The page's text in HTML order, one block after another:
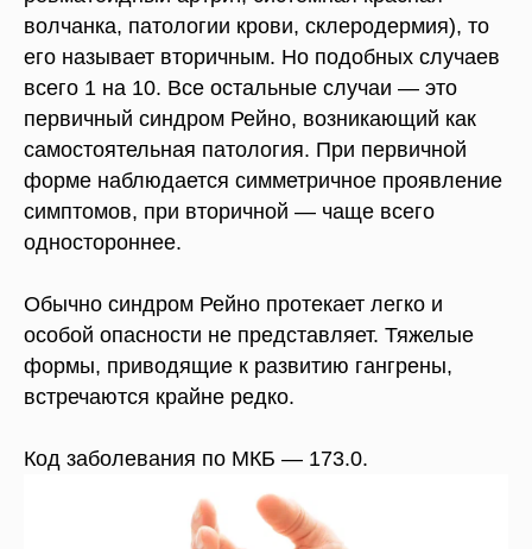
волчанка, патологии крови, склеродермия), то
его называет вторичным. Но подобных случаев
всего 1 на 10. Все остальные случаи — это
первичный синдром Рейно, возникающий как
самостоятельная патология. При первичной
форме наблюдается симметричное проявление
симптомов, при вторичной — чаще всего
одностороннее.
Обычно синдром Рейно протекает легко и
особой опасности не представляет. Тяжелые
формы, приводящие к развитию гангрены,
встречаются крайне редко.
Код заболевания по МКБ — 173.0.